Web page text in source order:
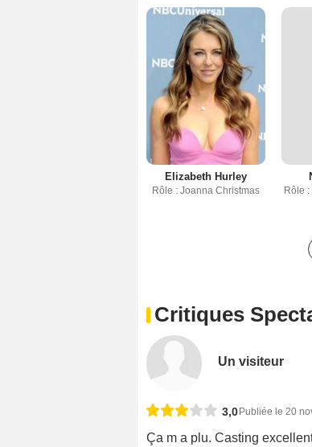
Elizabeth Hurley
Rôle : Joanna Christmas Rôle
Critiques
Un visiteur
3,0Publiée le 20
Ça m a plu. Casting